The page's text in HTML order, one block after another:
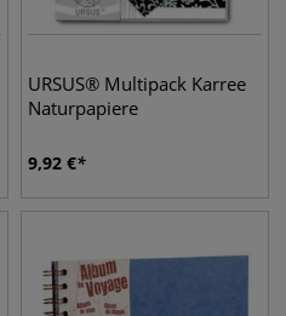
URSUS® Multipack Karree
Naturpapiere
9,92 €